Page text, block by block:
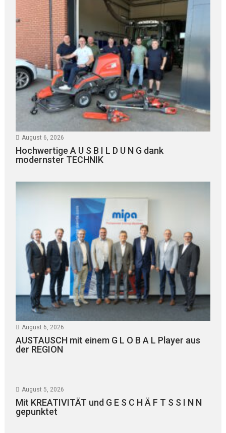
August 6, 2026
Hochwertige A U S B I L D U N G dank
modernster TECHNIK
August 6, 2026
AUSTAUSCH mit einem G L O B A L Player aus
der REGION
August 5, 2026
Mit KREATIVITÄT und G E S C H Ä F T S S I N N
gepunktet